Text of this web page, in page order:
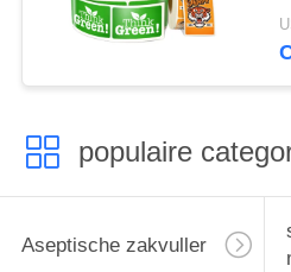
populaire
Aseptische zakvuller